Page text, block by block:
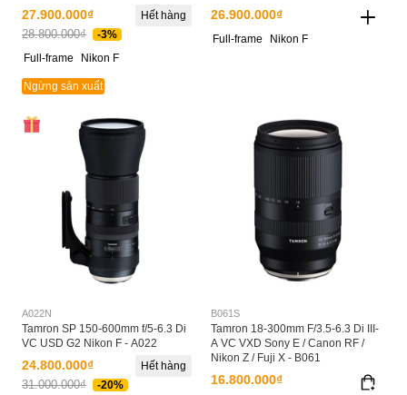
27.900.000₫
28.800.000₫ -3%
Hết hàng
Full-frame Nikon F
Ngừng sản xuất
26.900.000₫
Full-frame Nikon F
A022N
Tamron SP 150-600mm f/5-6.3 Di
VC USD G2 Nikon F - A022
24.800.000₫
31.000.000₫ -20%
Hết hàng
B061S
Tamron 18-300mm F/3.5-6.3 Di III-
A VC VXD Sony E / Canon RF /
Nikon Z / Fuji X - B061
16.800.000₫